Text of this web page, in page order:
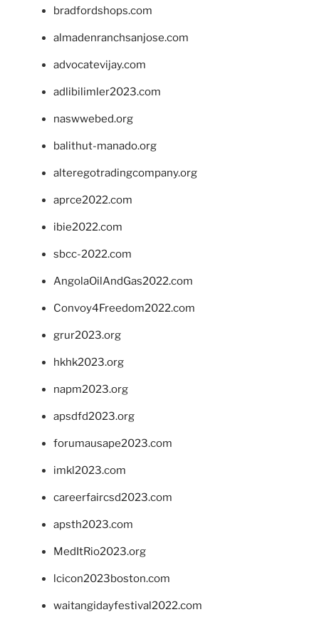
bradfordshops.com
almadenranchsanjose.com
advocatevijay.com
adlibilimler2023.com
naswwebed.org
balithut-manado.org
alteregotradingcompany.org
aprce2022.com
ibie2022.com
sbcc-2022.com
AngolaOilAndGas2022.com
Convoy4Freedom2022.com
grur2023.org
hkhk2023.org
napm2023.org
apsdfd2023.org
forumausape2023.com
imkl2023.com
careerfaircsd2023.com
apsth2023.com
MedItRio2023.org
lcicon2023boston.com
waitangidayfestival2022.com